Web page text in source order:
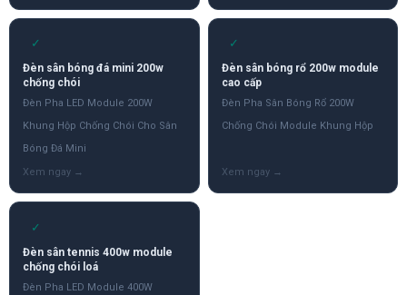
✓
Đèn sân bóng đá mini 200w
chống chói
Đèn Pha LED Module 200W
Khung Hộp Chống Chói Cho Sân
Bóng Đá Mini
✓
Đèn sân bóng rổ 200w module
cao cấp
Đèn Pha Sân Bóng Rổ 200W
Chống Chói Module Khung Hộp
✓
Đèn sân tennis 400w module
chống chói loá
Đèn Pha LED Module 400W